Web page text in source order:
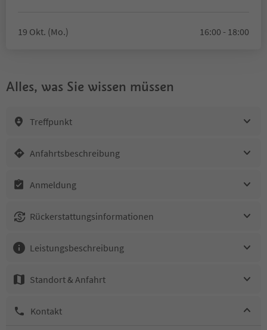
19 Okt. (Mo.) 16:00 - 18:00
Alles, was Sie wissen müssen
Treffpunkt
Anfahrtsbeschreibung
Anmeldung
Rückerstattungsinformationen
Leistungsbeschreibung
Standort & Anfahrt
Kontakt